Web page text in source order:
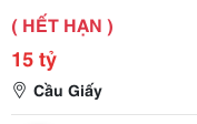
( HẾT HẠN )
15 tỷ
Cầu Giấy